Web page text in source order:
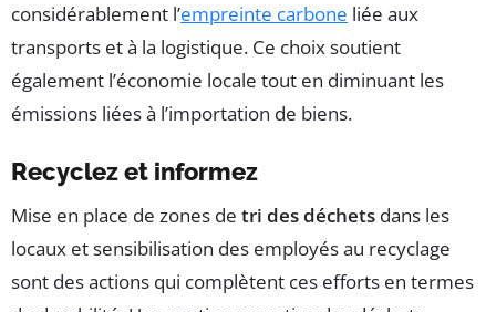
considérablement l’empreinte carbone liée aux
transports et à la logistique. Ce choix soutient
également l’économie locale tout en diminuant les
émissions liées à l’importation de biens.
Recyclez et informez
Mise en place de zones de tri des déchets dans les
locaux et sensibilisation des employés au recyclage
sont des actions qui complètent ces efforts en termes